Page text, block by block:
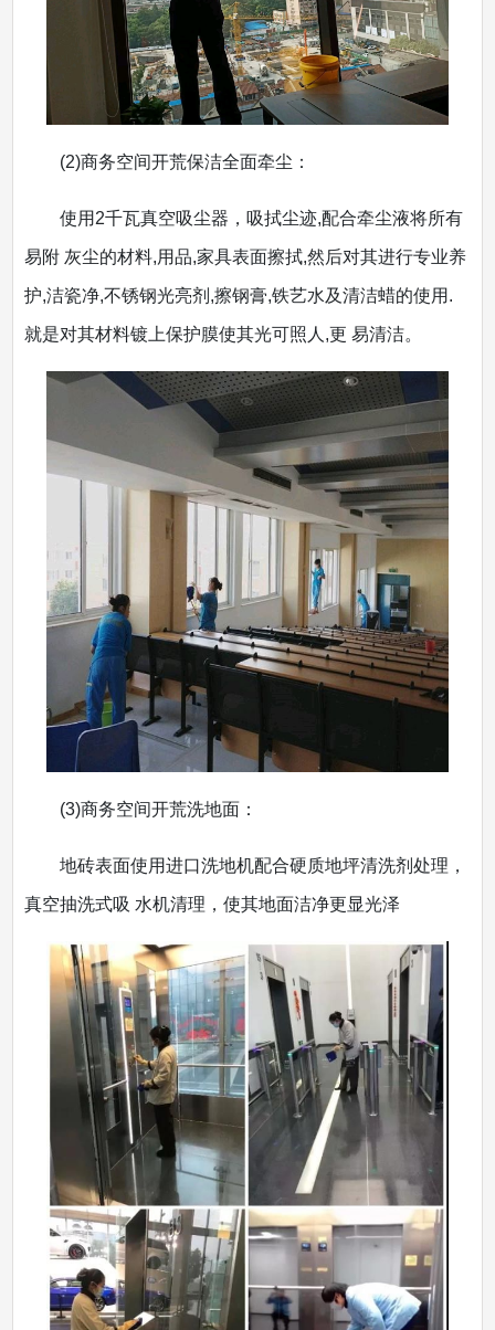
(2)商务空间开荒保洁全面牵尘：
使用2千瓦真空吸尘器，吸拭尘迹,配合牵尘液将所有
易附 灰尘的材料,用品,家具表面擦拭,然后对其进行专业养
护,洁瓷净,不锈钢光亮剂,擦钢膏,铁艺水及清洁蜡的使用.
就是对其材料镀上保护膜使其光可照人,更 易清洁。
(3)商务空间开荒洗地面：
地砖表面使用进口洗地机配合硬质地坪清洗剂处理，
真空抽洗式吸 水机清理，使其地面洁净更显光泽